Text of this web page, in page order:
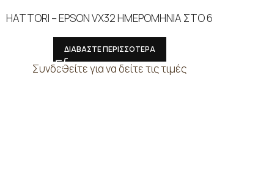
HATTORI – EPSON VX32 ΗΜΕΡΟΜΗΝΙΑ ΣΤΟ 6
ΔΙΑΒΑΣΤΕ ΠΕΡΙΣΣΟΤΕΡΑ
Συνδεθείτε για να δείτε τις τιμές